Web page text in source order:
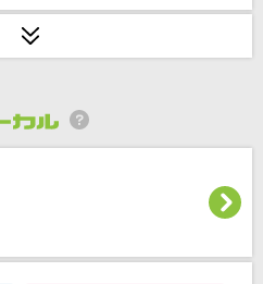
くるアイの歌～